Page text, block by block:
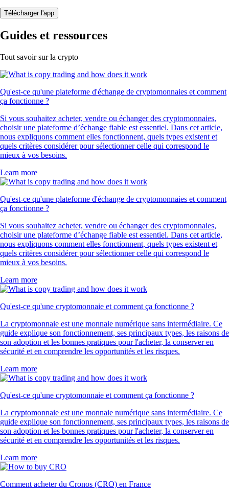
Télécharger l'app
Guides et ressources
Tout savoir sur la crypto
Qu'est-ce qu'une plateforme d'échange de cryptomonnaies et comment
ça fonctionne ?
Si vous souhaitez acheter, vendre ou échanger des cryptomonnaies,
choisir une plateforme d’échange fiable est essentiel. Dans cet article,
nous expliquons comment elles fonctionnent, quels types existent et
quels critères considérer pour sélectionner celle qui correspond le
mieux à vos besoins.
Learn more
Qu'est-ce qu'une plateforme d'échange de cryptomonnaies et comment
ça fonctionne ?
Si vous souhaitez acheter, vendre ou échanger des cryptomonnaies,
choisir une plateforme d’échange fiable est essentiel. Dans cet article,
nous expliquons comment elles fonctionnent, quels types existent et
quels critères considérer pour sélectionner celle qui correspond le
mieux à vos besoins.
Learn more
Qu'est-ce qu'une cryptomonnaie et comment ça fonctionne ?
La cryptomonnaie est une monnaie numérique sans intermédiaire. Ce
guide explique son fonctionnement, ses principaux types, les raisons de
son adoption et les bonnes pratiques pour l'acheter, la conserver en
sécurité et en comprendre les opportunités et les risques.
Learn more
Qu'est-ce qu'une cryptomonnaie et comment ça fonctionne ?
La cryptomonnaie est une monnaie numérique sans intermédiaire. Ce
guide explique son fonctionnement, ses principaux types, les raisons de
son adoption et les bonnes pratiques pour l'acheter, la conserver en
sécurité et en comprendre les opportunités et les risques.
Learn more
Comment acheter du Cronos (CRO) en France